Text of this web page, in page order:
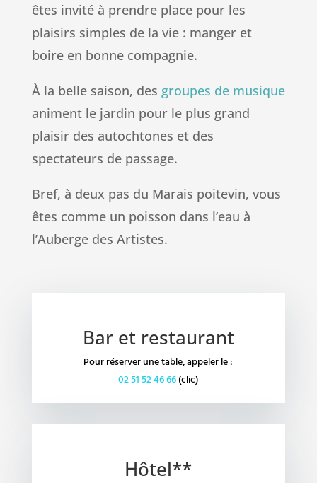
êtes invité à prendre place pour les
plaisirs simples de la vie : manger et
boire en bonne compagnie.
À la belle saison, des groupes de musique
animent le jardin pour le plus grand
plaisir des autochtones et des
spectateurs de passage.
Bref, à deux pas du Marais poitevin, vous
êtes comme un poisson dans l’eau à
l’Auberge des Artistes.
Bar et restaurant
Pour réserver une table, appeler le :
02 51 52 46 66(clic)
Hôtel**